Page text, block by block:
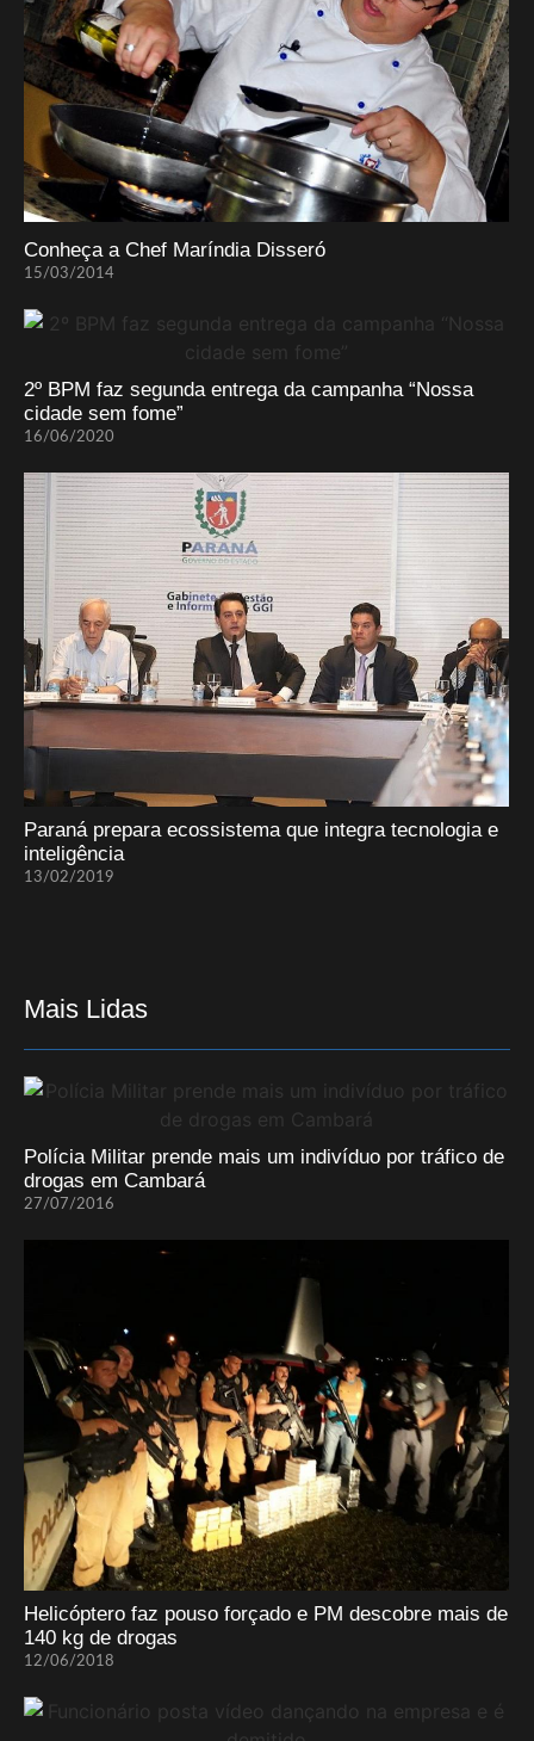
Conheça a Chef Maríndia Disseró
15/03/2014
2º BPM faz segunda entrega da campanha “Nossa
cidade sem fome”
16/06/2020
Paraná prepara ecossistema que integra tecnologia e
inteligência
13/02/2019
Mais Lidas
Polícia Militar prende mais um indivíduo por tráfico de
drogas em Cambará
27/07/2016
Helicóptero faz pouso forçado e PM descobre mais de
140 kg de drogas
12/06/2018